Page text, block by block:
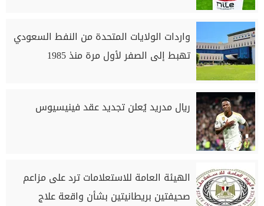
واردات الولايات المتحدة من النفط السعودي
تهبط إلى الصفر لأول مرة منذ 1985
ريال مدريد يُعلن تجديد عقد فينيسيوس
الهيئة العامة للاستعلامات ترد على مزاعم
صحيفتين بريطانيتين بشأن واقعة علاج